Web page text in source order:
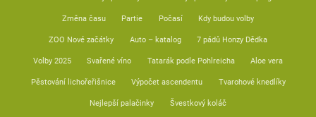
Změna času Partie Počasí Kdy budou volby
ZOO Nové začátky Auto – katalog 7 pádů Honzy Dědka
Volby 2025 Svařené víno Tatarák podle Pohlreicha Aloe vera
Pěstování lichořeřišnice Výpočet ascendentu Tvarohové knedlíky
Nejlepší palačinky Švestkový koláč